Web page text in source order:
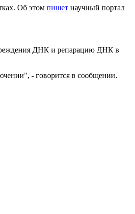
Об этом пишет научный портал
ДНК и репарацию ДНК в
- говорится в сообщении.